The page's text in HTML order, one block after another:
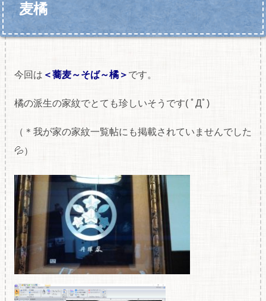
麦橘
今回は ＜蕎麦～そば～橘＞ です。
橘の派生の家紋でとても珍しいそうです( ﾟДﾟ)
（＊我が家の家紋一覧帖にも掲載されていませんでした
💦）